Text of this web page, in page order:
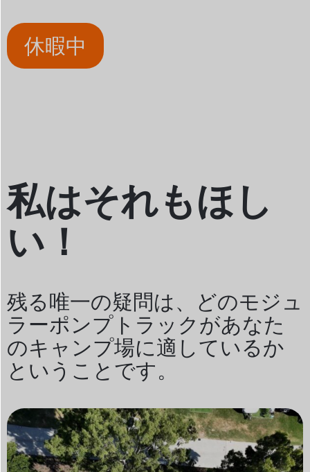
休暇中
私はそれもほし
い！
残る唯一の疑問は、どのモジュ
ラーポンプトラックがあなた
のキャンプ場に適しているか
ということです。